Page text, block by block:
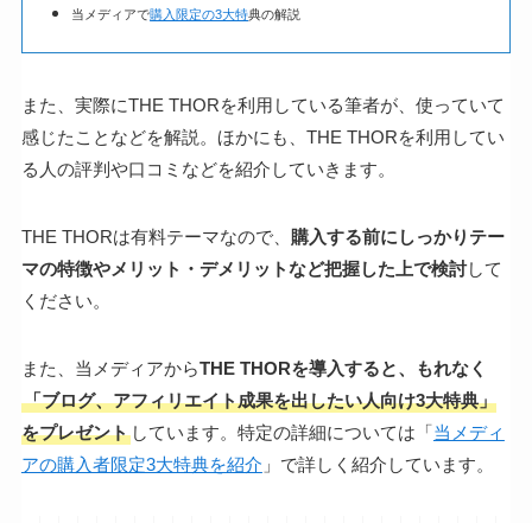
当メディアで購入限定の3大特典の解説
また、実際にTHE THORを利用している筆者が、使っていて
感じたことなどを解説。ほかにも、THE THORを利用してい
る人の評判や口コミなどを紹介していきます。
THE THORは有料テーマなので、
購入する前にしっかりテー
マの特徴やメリット・デメリットなど把握した上で検討して
ください。
また、当メディアからTHE THORを導入すると、もれなく
「ブログ、アフィリエイト成果を出したい人向け3大特典」
をプレゼントしています。特定の詳細については「当メディ
アの購入者限定3大特典を紹介 」で詳しく紹介しています。